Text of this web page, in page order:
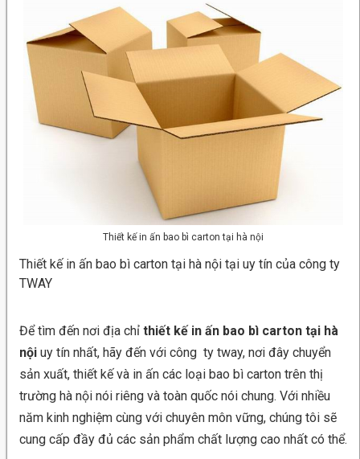
Thiết kế in ấn bao bì carton tại hà nội
Thiết kế in ấn bao bì carton tại hà nội tại uy tín của công ty
TWAY
Để tìm đến nơi địa chỉthiết kế in ấn bao bì carton tại hà
nội uy tín nhất, hãy đến với công ty tway, nơi đây chuyển
sản xuất, thiết kế và in ấn các loại bao bì carton trên thị
trường hà nội nói riêng và toàn quốc nói chung. Với nhiều
năm kinh nghiệm cùng với chuyên môn vững, chúng tôi sẽ
cung cấp đầy đủ các sản phẩm chất lượng cao nhất có thể.